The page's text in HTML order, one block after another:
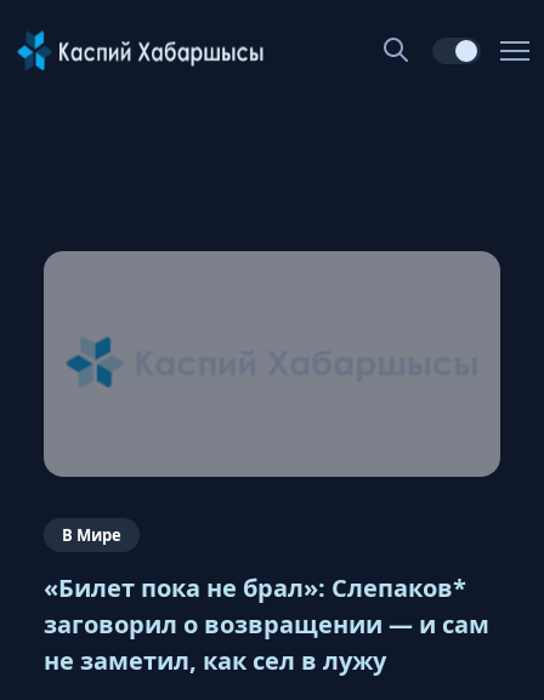
В Мире
«Билет пока не брал»: Слепаков*
заговорил о возвращении — и сам
не заметил, как сел в лужу